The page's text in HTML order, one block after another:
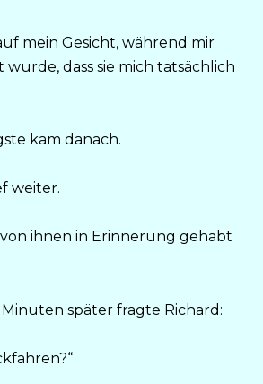
mein Gesicht, während mir
wurde, dass sie mich tatsächlich
kam danach.
weiter.
von ihnen in Erinnerung gehabt
später fragte Richard: